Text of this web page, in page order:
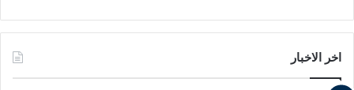
اخر الاخبار